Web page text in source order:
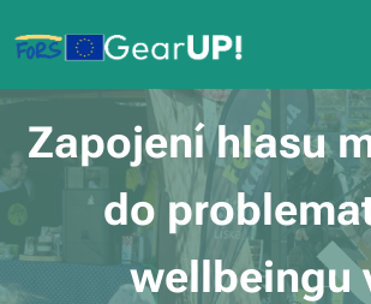
Zapojení hlasu
do
wellbeingu